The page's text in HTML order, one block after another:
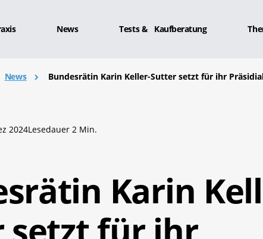
News Tests & Kaufberatung
News Bundesrätin Karin Keller-Sutter setzt für ihr
2024Lesedauer 2 Min.
Karin